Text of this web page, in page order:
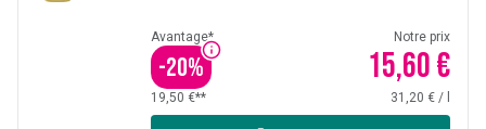
Avantage*
-20%
Notre prix
15,60 €
19,50 €** 31,20 € /